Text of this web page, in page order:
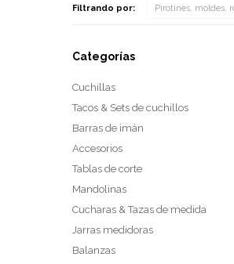
Filtrando por: Pirotines, moldes,
Categorías
Cuchillas
Tacos & Sets de cuchillos
Barras de imán
Accesorios
Tablas de corte
Mandolinas
Cucharas & Tazas de medida
Jarras medidoras
Balanzas